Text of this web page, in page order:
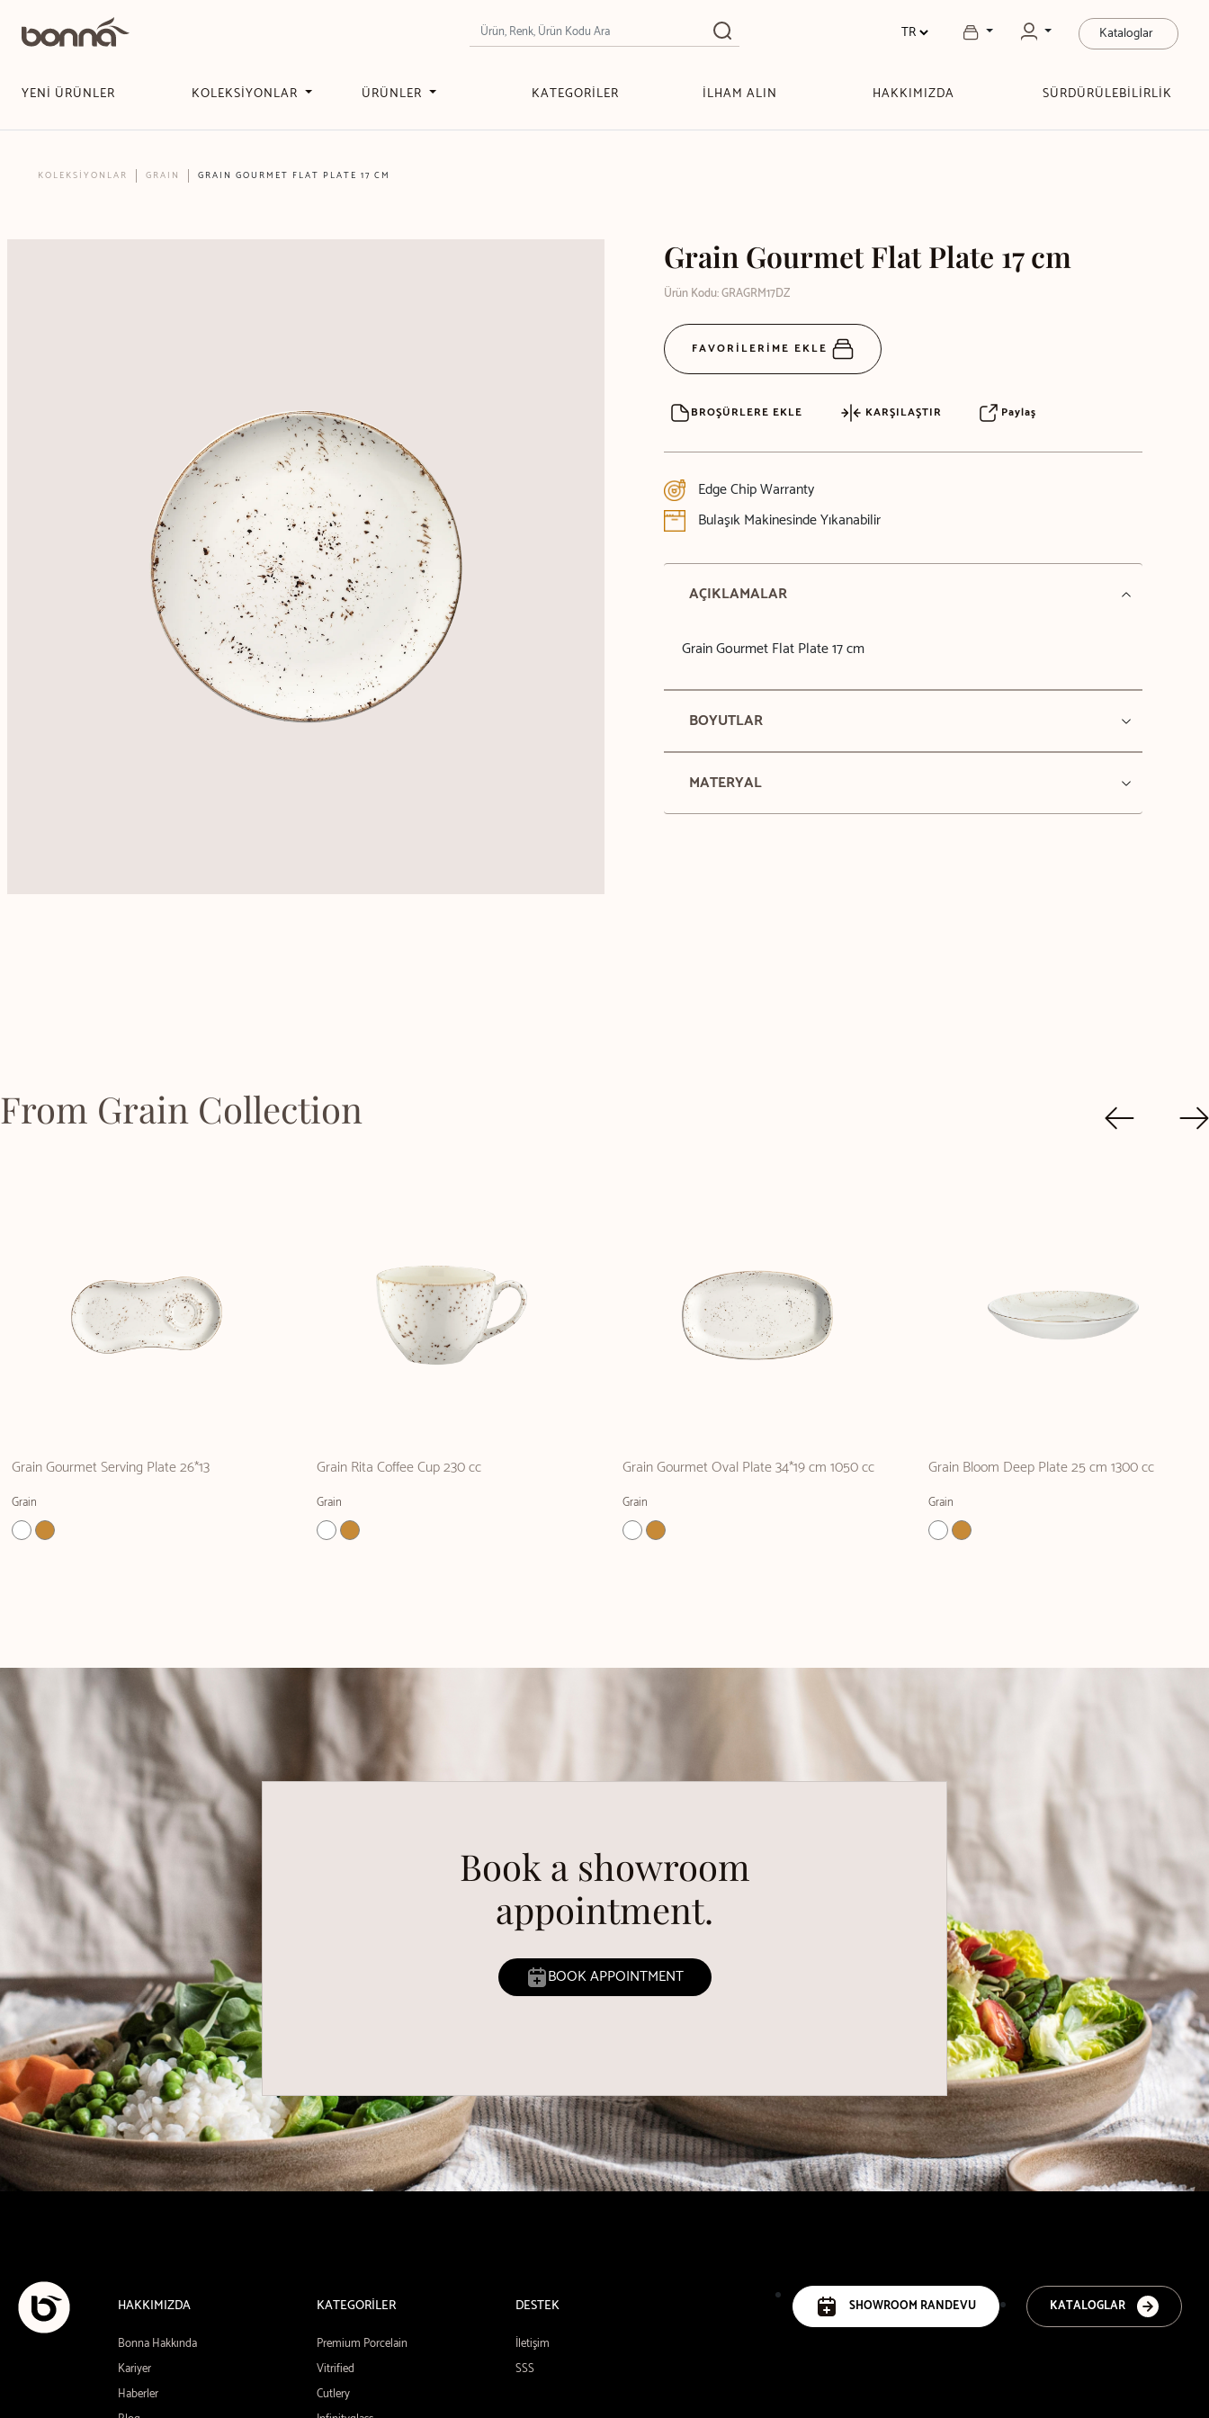
Kataloglar
YENİ ÜRÜNLER KOLEKSİYONLAR ÜRÜNLER KATEGORİLER İLHAM ALIN HAKKIMIZDA SÜRDÜRÜLEBİLİRLİK
KOLEKSİYONLAR GRAIN GRAIN GOURMET FLAT PLATE 17 CM
Grain Gourmet Flat Plate 17 cm
Ürün Kodu: GRAGRM17DZ
FAVORİLERİME EKLE
BROŞÜRLERE EKLE KARŞILAŞTIR Paylaş
Edge Chip Warranty
Bulaşık Makinesinde Yıkanabilir
AÇIKLAMALAR
Grain Gourmet Flat Plate 17 cm
BOYUTLAR
MATERYAL
From Grain Collection
Grain Gourmet Serving Plate 26*13
Grain
Grain Rita Coffee Cup 230 cc
Grain
Grain Gourmet Oval Plate 34*19 cm 1050 cc
Grain
Grain Bloom Deep Plate 25 cm 1300 cc
Grain
Book a showroom
appointment.
BOOK APPOINTMENT
HAKKIMIZDA
Bonna Hakkında
Kariyer
Haberler
KATEGORİLER
Premium Porcelain
Vitrified
Cutlery
DESTEK
İletişim
SSS
KATALOGLAR
SHOWROOM RANDEVU